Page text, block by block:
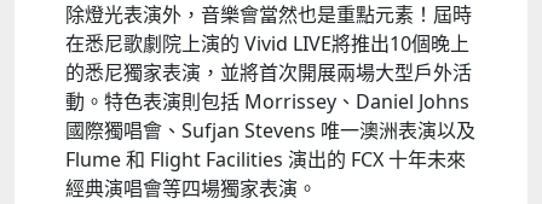
除燈光表演外，音樂會當然也是重點元素！屆時
在悉尼歌劇院上演的 Vivid LIVE將推出10個晚上
的悉尼獨家表演，並將首次開展兩場大型戶外活
動。特色表演則包括 Morrissey、Daniel Johns
國際獨唱會、Sufjan Stevens 唯一澳洲表演以及
Flume 和 Flight Facilities 演出的 FCX 十年未來
經典演唱會等四場獨家表演。